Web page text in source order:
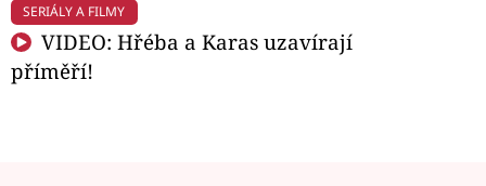
SERIÁLY A FILMY
VIDEO: Hřéba a Karas uzavírají
příměří!